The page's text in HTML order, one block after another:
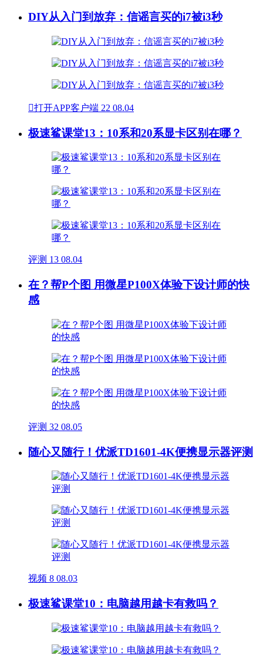
DIY从入门到放弃：信谣言买的i7被i3秒
打开APP客户端 22 08.04
极速鲨课堂13：10系和20系显卡区别在哪？
评测 13 08.04
在？帮P个图 用微星P100X体验下设计师的快
感
评测 32 08.05
随心又随行！优派TD1601-4K便携显示器评测
视频 8 08.03
极速鲨课堂10：电脑越用越卡有救吗？